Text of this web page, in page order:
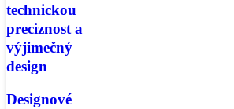
technickou
preciznost a
výjimečný
design
Designové